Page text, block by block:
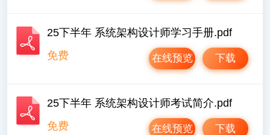
25下半年 系统架构设计师学习手册.pdf
免费
下载
在线预览
25下半年 系统架构设计师考试简介.pdf
免费
下载
在线预览